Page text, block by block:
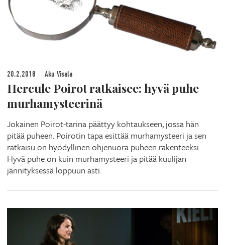
20.2.2018 Aku Visala
Hercule Poirot ratkaisee: hyvä puhe
murhamysteerinä
Jokainen Poirot-tarina päättyy kohtaukseen, jossa hän
pitää puheen. Poirotin tapa esittää murhamysteeri ja sen
ratkaisu on hyödyllinen ohjenuora puheen rakenteeksi.
Hyvä puhe on kuin murhamysteeri ja pitää kuulijan
jännityksessä loppuun asti.